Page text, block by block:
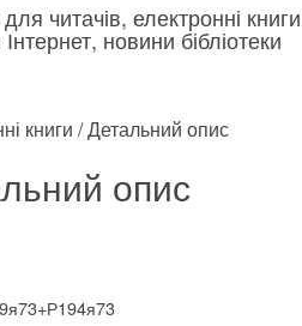
читачів, електронні
новини бібліотеки
книги / Детальний опис
опис